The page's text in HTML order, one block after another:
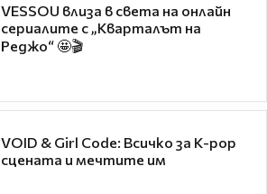
VESSOU влиза в света на онлайн
сериалите с „Кварталът на
Реджо“ 🤩🎬
VOID & Girl Code: Всичко за K-pop
сцената и мечтите им